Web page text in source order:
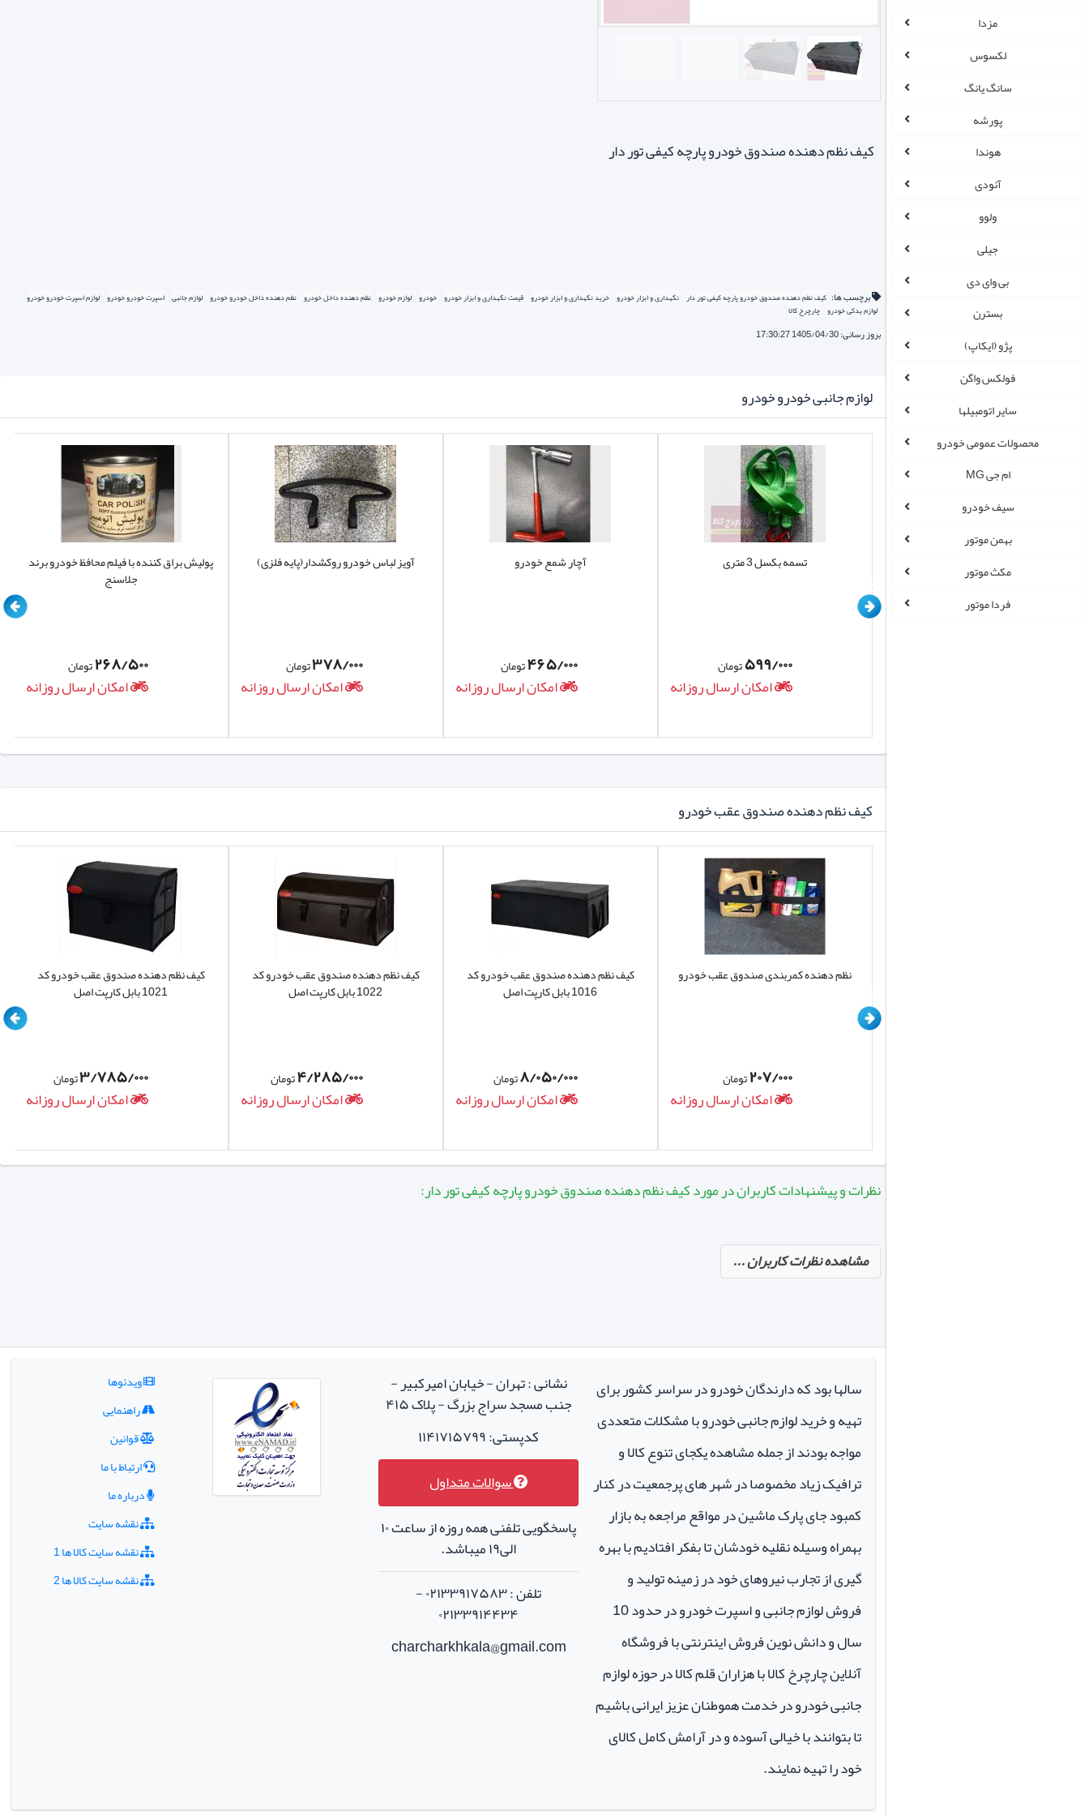
مزدا
لکسوس
سانگ یانگ
پورشه
هوندا
آئودی
ولوو
جیلی
بی وای دی
بسترن
پژو (ایکاپ)
فولکس واگن
سایر اتومبیلها
محصولات عمومی خودرو
ام جی MG
سیف خودرو
بهمن موتور
مکث موتور
فردا موتور
کیف نظم دهنده صندوق خودرو پارچه کیفی تور دار
برچسب ها: کیف نظم دهنده صندوق خودرو پارچه کیفی تور دار نگهداری و ابزار خودرو خرید نگهداری و ابزار خودرو قیمت نگهداری و ابزار خودرو خودرو لوازم خودرو نظم دهنده داخل خودرو نظم دهنده داخل خودرو خودرو لوازم جانبی اسپرت خودرو خودرو لوازم اسپرت خودرو خودرو
لوازم یدکی خودرو چارچرخ کالا
بروز رسانی: 1405/04/30 17:30:27
لوازم جانبی خودرو خودرو
پولیش براق کننده با فیلم محافظ خودرو برند
جلاسنج
۲۶۸/۵۰۰تومان
امکان ارسال روزانه
آویز لباس خودرو روکشدار(پایه فلزی)
۳۷۸/۰۰۰تومان
امکان ارسال روزانه
آچار شمع خودرو
۴۶۵/۰۰۰تومان
امکان ارسال روزانه
تسمه بکسل 3 متری
۵۹۹/۰۰۰تومان
امکان ارسال روزانه
کیف نظم دهنده صندوق عقب خودرو
کیف نظم دهنده صندوق عقب خودرو کد
1021 بابل کارپت اصل
۳/۷۸۵/۰۰۰تومان
امکان ارسال روزانه
کیف نظم دهنده صندوق عقب خودرو کد
1022 بابل کارپت اصل
۴/۲۸۵/۰۰۰تومان
امکان ارسال روزانه
کیف نظم دهنده صندوق عقب خودرو کد
1016 بابل کارپت اصل
۸/۰۵۰/۰۰۰تومان
امکان ارسال روزانه
نظم دهنده کمربندی صندوق عقب خودرو
۲۰۷/۰۰۰تومان
امکان ارسال روزانه
نظرات و پیشنهادات کاربران در مورد کیف نظم دهنده صندوق خودرو پارچه کیفی تور دار:
مشاهده نظرات کاربران ...
سالها بود که دارندگان خودرو در سراسر کشور برای
تهیه و خرید لوازم جانبی خودرو با مشکلات متعددی
مواجه بودند از جمله مشاهده یکجای تنوع کالا و
ترافیک زیاد مخصوصا در شهر های پرجمعیت در کنار
کمبود جای پارک ماشین در مواقع مراجعه به بازار
بهمراه وسیله نقلیه خودشان تا بفکر افتادیم با بهره
گیری از تجارب نیروهای خود در زمینه تولید و
فروش لوازم جانبی و اسپرت خودرو در حدود 10
سال و دانش نوین فروش اینترنتی با فروشگاه
آنلاین چارچرخ کالا با هزاران قلم کالا در حوزه لوازم
جانبی خودرو در خدمت هموطنان عزیز ایرانی باشیم
تا بتوانند با خیالی آسوده و در آرامش کامل کالای
خود را تهیه نمایند.
نشانی : تهران - خیابان امیرکبیر -
جنب مسجد سراج بزرگ - پلاک ۴۱۵
کدپستی: ۱۱۴۱۷۱۵۷۹۹
سوالات متداول
پاسخگویی تلفنی همه روزه از ساعت ۱۰
الی۱۹ میباشد.
تلفن : ۰۲۱۳۳۹۱۷۵۸۳ -
۰۲۱۳۳۹۱۴۴۳۴
charcharkhkala@gmail.com
ویدئوها
راهنمایی
قوانین
ارتباط با ما
درباره ما
نقشه سایت
نقشه سایت کالا ها 1
نقشه سایت کالا ها 2